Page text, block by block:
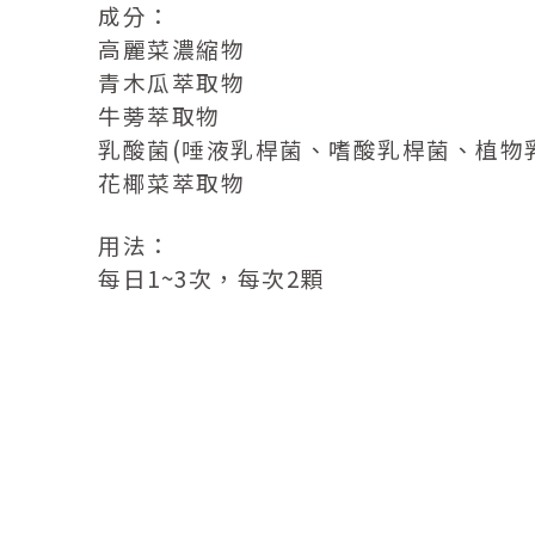
成分：
高麗菜濃縮物
青木瓜萃取物
牛蒡萃取物
乳酸菌(唾液乳桿菌、嗜酸乳桿菌、植物
花椰菜萃取物
用法：
每日1~3次， 每次2顆